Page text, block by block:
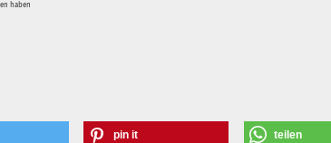
haben
pin it teilen